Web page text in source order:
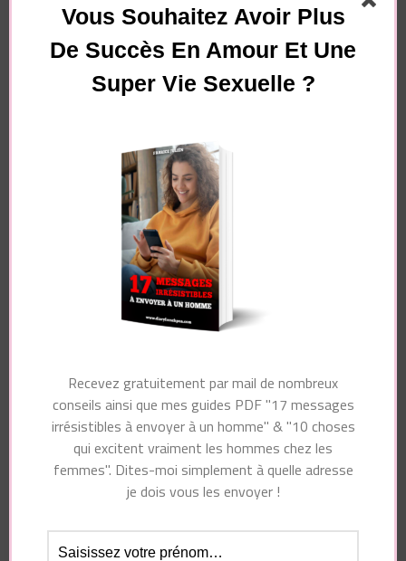
Essayez. Vous pouvez vous désinscrire à tout moment.
Navigation
Article précédent
Comment Rendre Un
Homme Accro ?
Vous pourriez également aimer...
Votre adresse e-mail ne sera pas publiée.
Vous Souhaitez Avoir Plus
De Succès En Amour Et Une
Super Vie Sexuelle ?
Recevez gratuitement par mail de nombreux
conseils ainsi que mes guides PDF "17 messages
irrésistibles à envoyer à un homme" & "10 choses
qui excitent vraiment les hommes chez les
femmes". Dites-moi simplement à quelle adresse
je dois vous les envoyer !